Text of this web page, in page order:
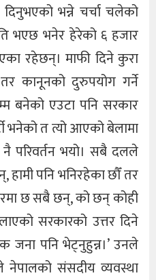
दिनुभएको भन्ने चर्चा चलेको
भएछ भनेर हेरेको ६ हजार
रहेछन्। माफी दिने कुरा
कानूनको दुरुपयोग गर्ने
बनेको एउटा पनि सरकार
भनेको त त्यो आएको बेलामा
परिवर्तन भयो। सबै दलले
पनि भनिरहेका छौँ तर
छ सबै छन्, को छन् कोही
सरकारको उत्तर दिने
जना पनि भेट्नुहुन्न।’ उनले
नेपालको संसदीय व्यवस्था